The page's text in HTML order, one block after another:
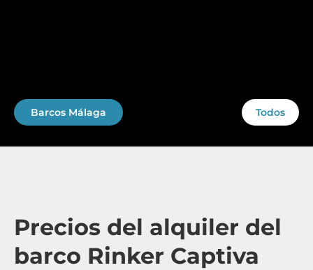
Barcos Málaga Todos
Precios del alquiler del
barco Rinker Captiva